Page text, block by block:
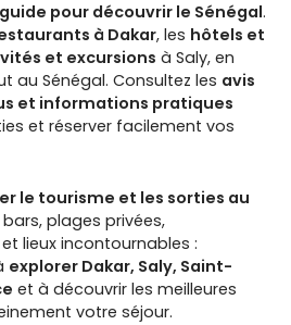
pour découvrir le Sénégal.
à Dakar, les hôtels et
et excursions à Saly, en
au Sénégal. Consultez les avis
et informations pratiques
et réserver facilement vos
le tourisme et les sorties au
plages privées,
lieux incontournables :
explorer Dakar, Saly, Saint-
et à découvrir les meilleures
votre séjour.